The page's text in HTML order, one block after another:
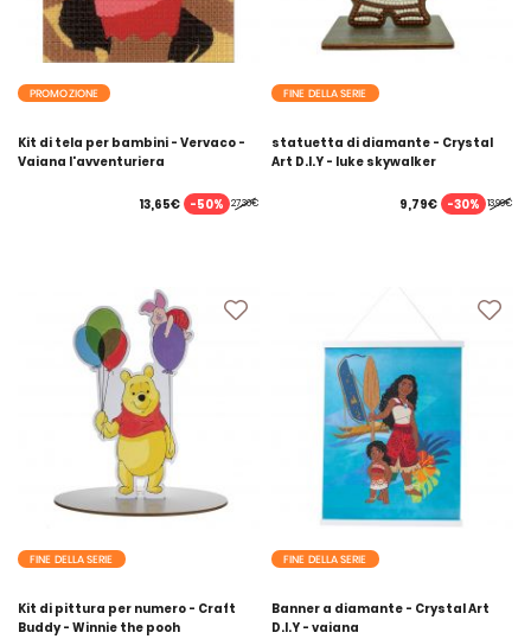
PROMOZIONE
Kit di tela per bambini - Vervaco -
Vaiana l'avventuriera
27,30€
13,65€ -50%
FINE DELLA SERIE
statuetta di diamante - Crystal
Art D.I.Y - luke skywalker
13,99€
9,79€ -30%
FINE DELLA SERIE
Kit di pittura per numero - Craft
Buddy - Winnie the pooh
FINE DELLA SERIE
Banner a diamante - Crystal Art
D.I.Y - vaiana